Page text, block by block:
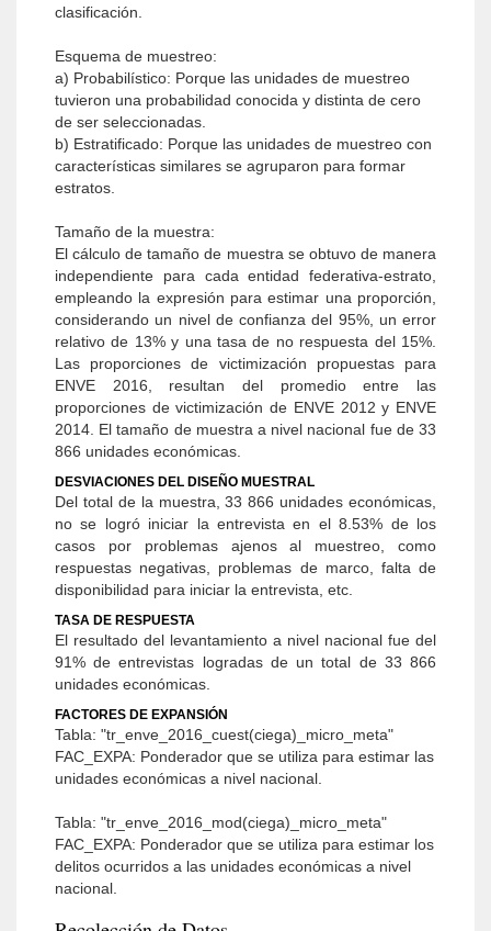
clasificación.
Esquema de muestreo:
a) Probabilístico: Porque las unidades de muestreo
tuvieron una probabilidad conocida y distinta de cero
de ser seleccionadas.
b) Estratificado: Porque las unidades de muestreo con
características similares se agruparon para formar
estratos.
Tamaño de la muestra:
El cálculo de tamaño de muestra se obtuvo de manera
independiente para cada entidad federativa-estrato,
empleando la expresión para estimar una proporción,
considerando un nivel de confianza del 95%, un error
relativo de 13% y una tasa de no respuesta del 15%.
Las proporciones de victimización propuestas para
ENVE 2016, resultan del promedio entre las
proporciones de victimización de ENVE 2012 y ENVE
2014. El tamaño de muestra a nivel nacional fue de 33
866 unidades económicas.
DESVIACIONES DEL DISEÑO MUESTRAL
Del total de la muestra, 33 866 unidades económicas,
no se logró iniciar la entrevista en el 8.53% de los
casos por problemas ajenos al muestreo, como
respuestas negativas, problemas de marco, falta de
disponibilidad para iniciar la entrevista, etc.
TASA DE RESPUESTA
El resultado del levantamiento a nivel nacional fue del
91% de entrevistas logradas de un total de 33 866
unidades económicas.
FACTORES DE EXPANSIÓN
Tabla: "tr_enve_2016_cuest(ciega)_micro_meta"
FAC_EXPA: Ponderador que se utiliza para estimar las
unidades económicas a nivel nacional.
Tabla: "tr_enve_2016_mod(ciega)_micro_meta"
FAC_EXPA: Ponderador que se utiliza para estimar los
delitos ocurridos a las unidades económicas a nivel
nacional.